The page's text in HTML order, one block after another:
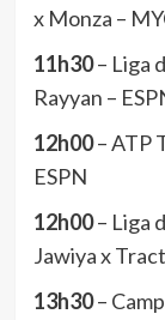
x Monza –
11h30– Liga
Rayyan –
12h00– ATP
ESPN
12h00– Liga
Jawiya x
13h30–